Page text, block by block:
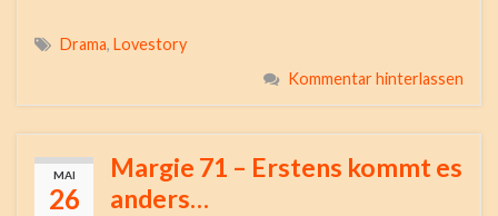
Drama, Lovestory
Kommentar hinterlassen
MAI
26
Margie 71 – Erstens kommt es
anders…